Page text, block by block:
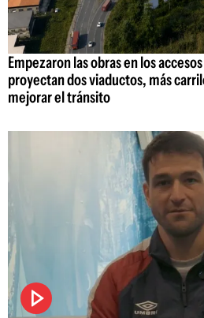
Empezaron las obras en los
proyectan dos viaductos, más
mejorar el tránsito